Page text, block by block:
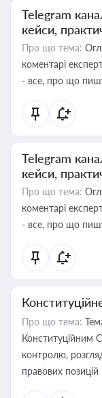
Telegram
кейси,
Про що тема:
коментарі
- все, про що
Telegram
кейси,
Про що тема:
коментарі
- все, про що
Про що тема:
Конституційним
контролю,
правових позицій